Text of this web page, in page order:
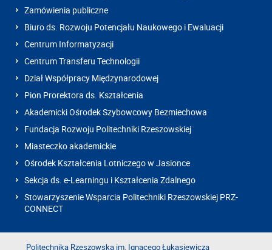
Zamówienia publiczne
Biuro ds. Rozwoju Potencjału Naukowego i Ewaluacji
Centrum Informatyzacji
Centrum Transferu Technologii
Dział Współpracy Międzynarodowej
Pion Prorektora ds. Kształcenia
Akademicki Ośrodek Szybowcowy Bezmiechowa
Fundacja Rozwoju Politechniki Rzeszowskiej
Miasteczko akademickie
Ośrodek Kształcenia Lotniczego w Jasionce
Sekcja ds. e-Learningu i Kształcenia Zdalnego
Stowarzyszenie Wsparcia Politechniki Rzeszowskiej PRZ-
CONNECT
Politechnika Rzeszowska im. Ignacego Łukasiewicza